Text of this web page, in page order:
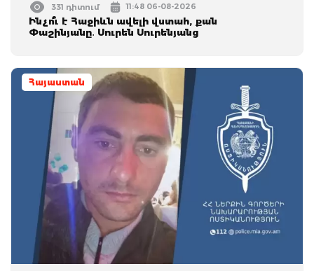
331 դիտում 11:48 06-08-2026
Ինչո՞ւ է Հաջիևն ավելի վստահ, քան
Փաշինյանը․ Սուրեն Սուրենյանց
Հայաստան